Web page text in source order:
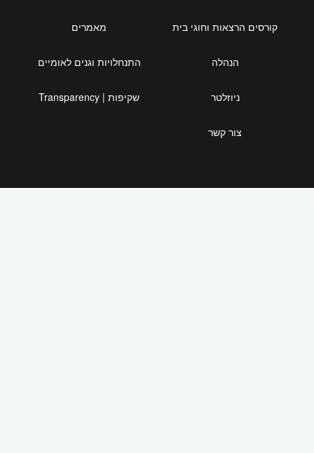
קורסים הרצאות וחוגי בית מאמרים
הנהלה התנחלויות וגנים לאומיים
ניוזלטר שקיפות | Transparency
צור קשר